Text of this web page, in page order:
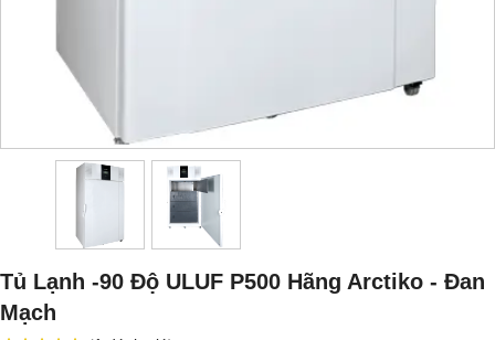
Tủ Lạnh -90 Độ ULUF P500 Hãng Arctiko - Đan
Mạch